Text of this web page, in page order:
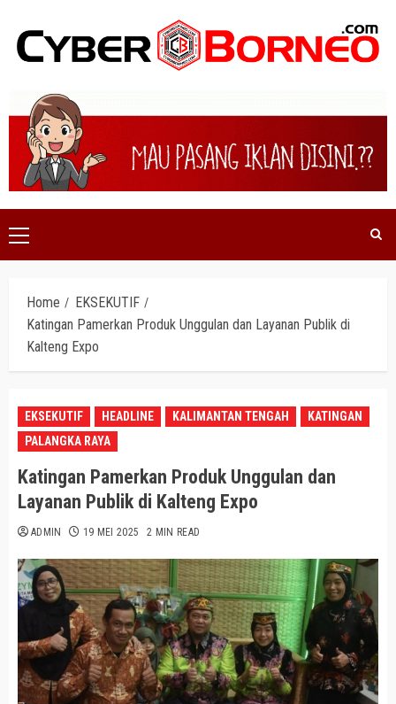
content
Primary
Menu
Home
EKSEKUTIF
Katingan Pamerkan Produk Unggulan dan Layanan Publik di
Kalteng Expo
EKSEKUTIF HEADLINE KALIMANTAN TENGAH
KATINGAN
PALANGKA RAYA
Katingan Pamerkan Produk Unggulan dan
Layanan Publik di Kalteng Expo
ADMIN 19 MEI 2025 2 MIN READ